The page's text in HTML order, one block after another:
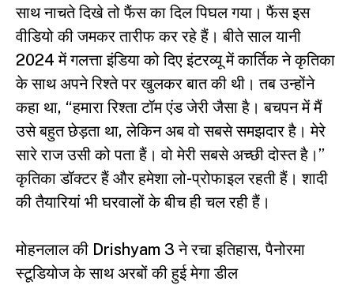
साथ नाचते दिखे तो फैंस का दिल पिघल गया। फैंस इस
वीडियो की जमकर तारीफ कर रहे हैं। बीते साल यानी
2024 में गलत्ता इंडिया को दिए इंटरव्यू में कार्तिक ने कृतिका
के साथ अपने रिश्ते पर खुलकर बात की थी। तब उन्होंने
कहा था, “हमारा रिश्ता टॉम एंड जेरी जैसा है। बचपन में मैं
उसे बहुत छेड़ता था, लेकिन अब वो सबसे समझदार है। मेरे
सारे राज उसी को पता हैं। वो मेरी सबसे अच्छी दोस्त है।”
कृतिका डॉक्टर हैं और हमेशा लो-प्रोफाइल रहती हैं। शादी
की तैयारियां भी घरवालों के बीच ही चल रही हैं।
मोहनलाल की Drishyam 3 ने रचा इतिहास, पैनोरमा
स्टूडियोज के साथ अरबों की हुई मेगा डील